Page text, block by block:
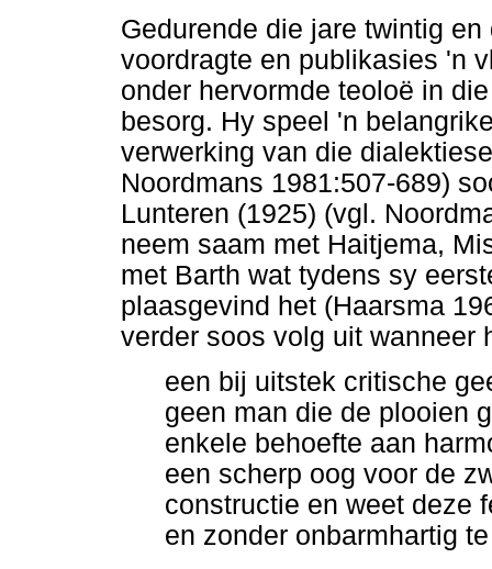
Gedurende die jare twintig
voordragte en publikasies 'n
onder hervormde teoloë in
besorg. Hy speel 'n
verwerking van die
Noordmans 1981:507-689)
Lunteren (1925) (vgl.
neem saam met Haitjema,
met Barth wat tydens sy
plaasgevind het (Haarsma
verder soos volg uit wanneer
een bij uitstek critische
geen man die de plooien
enkele behoefte aan
een scherp oog voor de
constructie en weet deze
en zonder onbarmhartig